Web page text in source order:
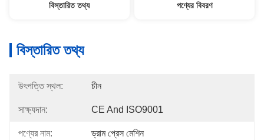
বিস্তারিত তথ্য পণ্যের বিবরণ
বিস্তারিত তথ্য
উৎপত্তি স্থল: চীন
সাক্ষ্যদান: CE And ISO9001
পণ্যের নাম: ড্রাম প্রেস মেশিন